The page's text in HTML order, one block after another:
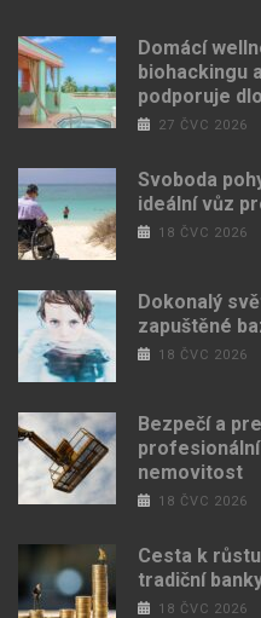
Domácí
biohackingu
podporuje
27 ČVC 2026
Svoboda
ideální vůz
18 ČVC 2026
Dokonalý
zapuštěné
18 ČVC 2026
Bezpečí a
nemovitost
18 ČVC 2026
Cesta k
tradiční
18 ČVC 2026